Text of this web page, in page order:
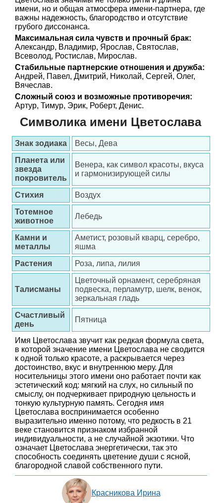
имени, но и общая атмосфера имени-партнера, где
важны надежность, благородство и отсутствие
грубого диссонанса.
Максимальная сила чувств и прочный брак:
Александр, Владимир, Ярослав, Святослав,
Всеволод, Ростислав, Мирослав.
Стабильные партнерские отношения и дружба:
Андрей, Павел, Дмитрий, Николай, Сергей, Олег,
Вячеслав.
Сложный союз и возможные противоречия:
Артур, Тимур, Эрик, Роберт, Денис.
Символика имени Цветослава
Знак зодиака
Весы, Дева
Планета или
звезда
покровитель
Венера, как символ красоты, вкуса
и гармонизирующей силы
Стихия
Воздух
Тотемное
животное
Лебедь
Камни и
металлы
Аметист, розовый кварц, серебро,
яшма
Растения
Роза, липа, лилия
Талисманы
Цветочный орнамент, серебряная
подвеска, перламутр, шелк, венок,
зеркальная гладь
Счастливый
день
Пятница
Имя Цветослава звучит как редкая формула света,
в которой значение имени Цветослава не сводится
к одной только красоте, а раскрывается через
достоинство, вкус и внутреннюю меру. Для
носительницы этого имени оно работает почти как
эстетический код: мягкий на слух, но сильный по
смыслу, он подчеркивает природную цельность и
тонкую культурную память. Сегодня имя
Цветослава воспринимается особенно
выразительно именно потому, что редкость в 21
веке становится признаком избранной
индивидуальности, а не случайной экзотики. Что
означает Цветослава энергетически, так это
способность соединять цветение души с ясной,
благородной славой собственного пути.
Красникова Ирина